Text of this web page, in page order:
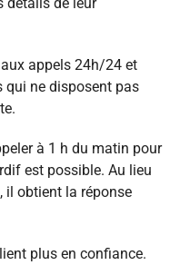
détails de leur
appels 24h/24 et
qui ne disposent pas
à 1 h du matin pour
est possible. Au lieu
il obtient la réponse
plus en confiance.